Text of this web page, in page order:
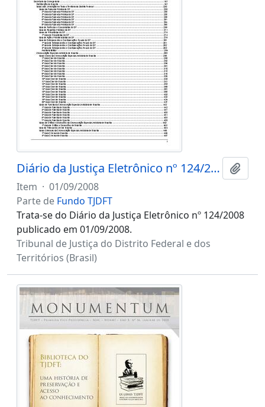
Diário da Justiça Eletrônico nº 124/2008
Item · 01/09/2008
Parte de Fundo TJDFT
Trata-se do Diário da Justiça Eletrônico nº 124/2008
publicado em 01/09/2008.
Tribunal de Justiça do Distrito Federal e dos
Territórios (Brasil)